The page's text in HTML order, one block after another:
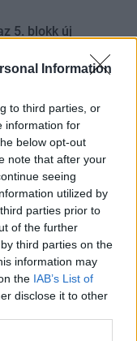
Information
to third parties, or
information for
below opt-out
note that after your
seeing
utilized by
parties prior to
of the further
third parties on the
information may
the IAB’s List of
disclose it to other
5. blokk új
repülőtér
bázis út- és
fejlesztése
vezetéken
is készül